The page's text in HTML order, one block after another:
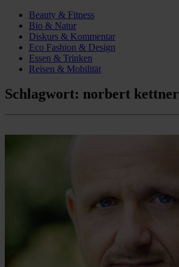
Beauty & Fitness
Bio & Natur
Diskurs & Kommentar
Eco Fashion & Design
Essen & Trinken
Reisen & Mobilität
Schlagwort: norbert kettner